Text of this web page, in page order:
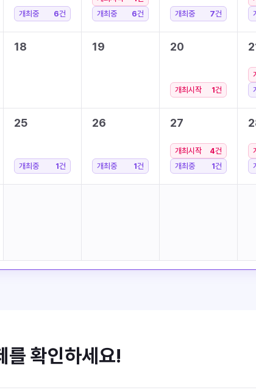
개최중 6건
개최중
6건 개최중 7건
18 19 20
개최시작 1건
25
개최중 1건
26
개최중 1건
27
개최시작 4건
개최중
1건
를 확인하세요!